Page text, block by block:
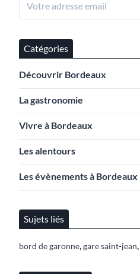
Catégories
Découvrir Bordeaux
La gastronomie
Vivre à Bordeaux
Les alentours
Les évènements à Bordeaux
Sujets liés
bord de garonne,gare saint-jean,